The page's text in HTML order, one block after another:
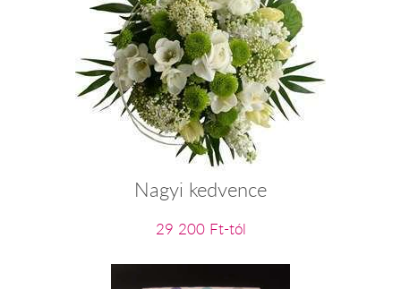
Nagyi kedvence
29 200 Ft-tól